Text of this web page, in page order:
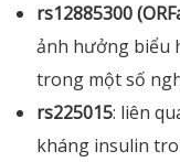
rs12885300
ảnh hưởng biểu
trong một số
rs225015: liên
kháng insulin